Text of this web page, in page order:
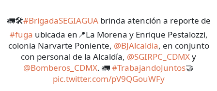
🚛🛠#BrigadaSEGIAGUAbrinda atención a reporte de
#fuga ubicada en📍La Morena y Enrique Pestalozzi,
colonia Narvarte Poniente, @BJAlcaldia, en conjunto
con personal de la Alcaldía, @SGIRPC_CDMXy
@Bomberos_CDMX. 🚛#TrabajandoJuntos🤝
pic.twitter.com/pV9QGouWFy